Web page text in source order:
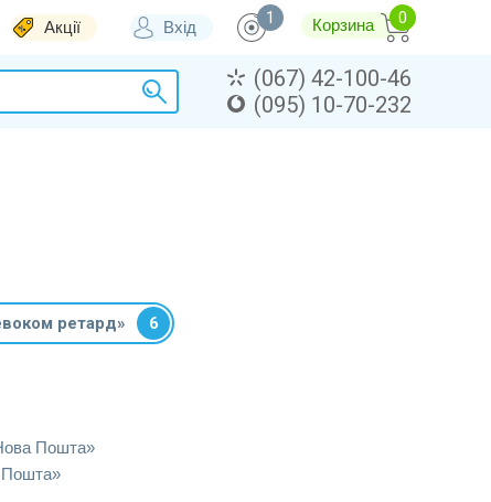
Акції Вхід 1 Корзина
(067) 42-100-46
(095) 10-70-232
ретард» 6
Пошта»
Пошта»